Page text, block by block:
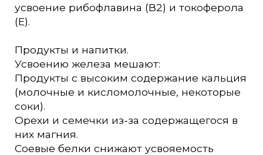
усвоение рибофлавина (В2) и токоферола
(Е).
Продукты и напитки.
Усвоению железа мешают:
Продукты с высоким содержание кальция
(молочные и кисломолочные, некоторые
соки).
Орехи и семечки из-за содержащегося в
них магния.
Соевые белки снижают усвояемость